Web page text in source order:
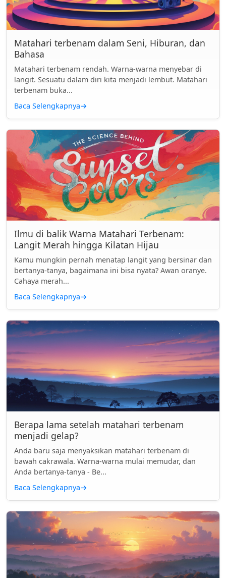
Matahari terbenam dalam Seni, Hiburan, dan
Bahasa
Matahari terbenam rendah. Warna-warna menyebar di
langit. Sesuatu dalam diri kita menjadi lembut. Matahari
terbenam buka...
Baca Selengkapnya→
Ilmu di balik Warna Matahari Terbenam:
Langit Merah hingga Kilatan Hijau
Kamu mungkin pernah menatap langit yang bersinar dan
bertanya-tanya, bagaimana ini bisa nyata? Awan oranye.
Cahaya merah...
Baca Selengkapnya→
Berapa lama setelah matahari terbenam
menjadi gelap?
Anda baru saja menyaksikan matahari terbenam di
bawah cakrawala. Warna-warna mulai memudar, dan
Anda bertanya-tanya - Be...
Baca Selengkapnya→